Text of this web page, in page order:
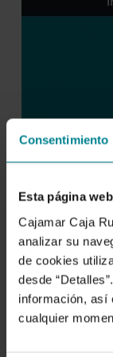
Consentimiento
Esta página
Cajamar Caja
analizar su
de cookies
desde
información, así
cualquier
Descargar